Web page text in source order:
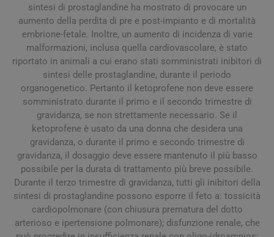
sintesi di prostaglandine ha mostrato di provocare un
aumento della perdita di pre e post-impianto e di mortalità
embrione-fetale. Inoltre, un aumento di incidenza di varie
malformazioni, inclusa quella cardiovascolare, è stato
riportato in animali a cui erano stati somministrati inibitori di
sintesi delle prostaglandine, durante il periodo
organogenetico. Pertanto il ketoprofene non deve essere
somministrato durante il primo e il secondo trimestre di
gravidanza, se non strettamente necessario. Se il
ketoprofene è usato da una donna che desidera una
gravidanza, o durante il primo e secondo trimestre di
gravidanza, il dosaggio deve essere mantenuto il più basso
possibile per la durata di trattamento più breve possibile.
Durante il terzo trimestre di gravidanza, tutti gli inibitori della
sintesi di prostaglandine possono esporre il feto a: tossicità
cardiopolmonare (con chiusura prematura del dotto
arterioso e ipertensione polmonare); disfunzione renale, che